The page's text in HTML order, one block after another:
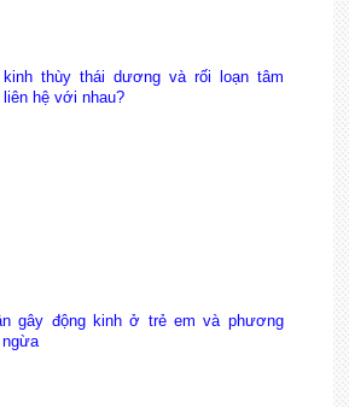
kinh thùy thái dương và rối loạn tâm
hệ với nhau?
gây động kinh ở trẻ em và phương
ngừa